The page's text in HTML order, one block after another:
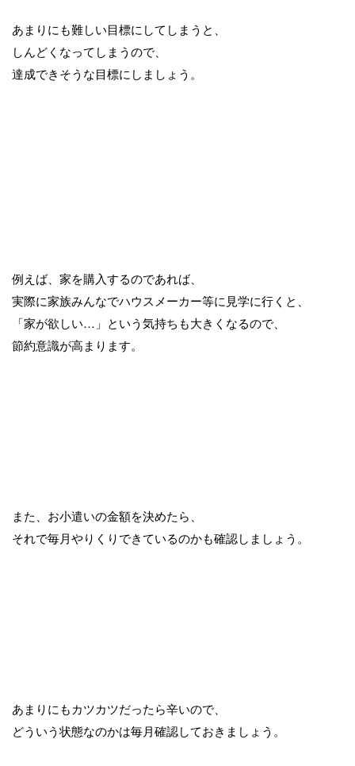
あまりにも難しい目標にしてしまうと、
しんどくなってしまうので、
達成できそうな目標にしましょう。
例えば、家を購入するのであれば、
実際に家族みんなでハウスメーカー等に見学に行くと、
「家が欲しい…」という気持ちも大きくなるので、
節約意識が高まります。
また、お小遣いの金額を決めたら、
それで毎月やりくりできているのかも確認しましょう。
あまりにもカツカツだったら辛いので、
どういう状態なのかは毎月確認しておきましょう。